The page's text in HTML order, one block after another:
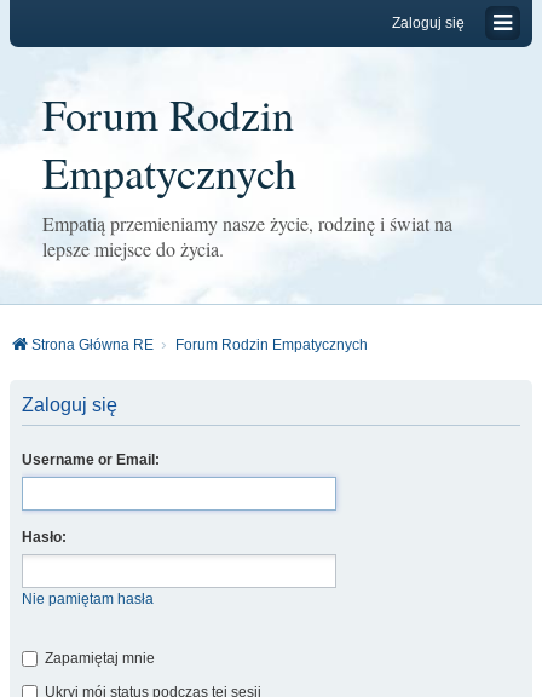
Zaloguj się
Forum Rodzin
Empatycznych
Empatią przemieniamy nasze życie, rodzinę i świat na
lepsze miejsce do życia.
Strona Główna RE Forum Rodzin Empatycznych
Zaloguj się
Username or Email:
Hasło:
Nie pamiętam hasła
Zapamiętaj mnie
Ukryj mój status podczas tej sesji